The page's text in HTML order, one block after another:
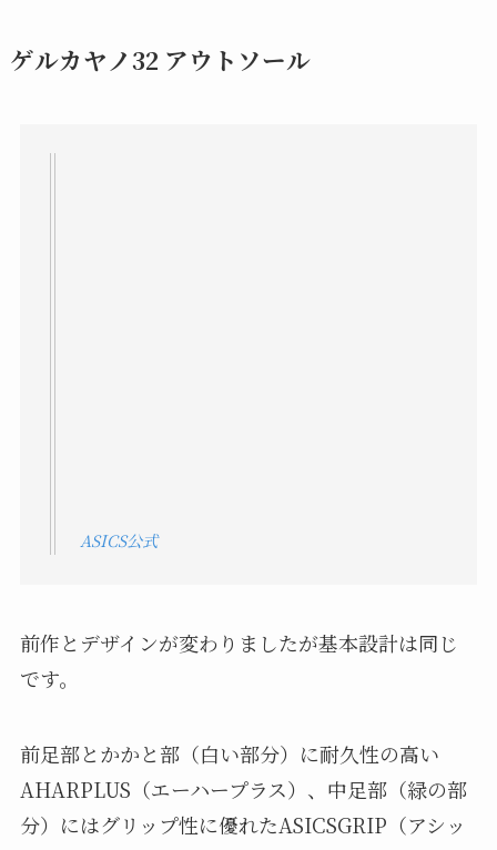
ゲルカヤノ32 アウトソール
ASICS公式
前作とデザインが変わりましたが基本設計は同じ
です。
前足部とかかと部（白い部分）に耐久性の高い
AHARPLUS（エーハープラス）、中足部（緑の部
分）にはグリップ性に優れたASICSGRIP（アシッ